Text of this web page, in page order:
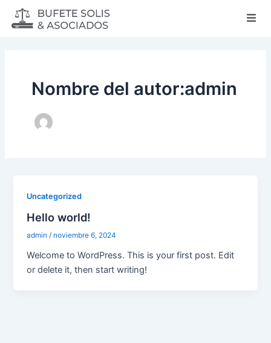
Nombre del autor:admin
Uncategorized
Hello world!
admin/ noviembre 6, 2024
Welcome to WordPress. This is your first post. Edit
or delete it, then start writing!